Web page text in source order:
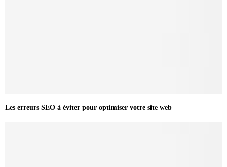
Les erreurs SEO à éviter pour optimiser votre site web